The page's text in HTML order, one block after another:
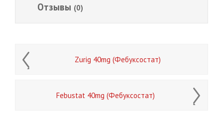
Отзывы (0)
Zurig 40mg (Фебуксостат)
Febustat 40mg (Фебуксостат)